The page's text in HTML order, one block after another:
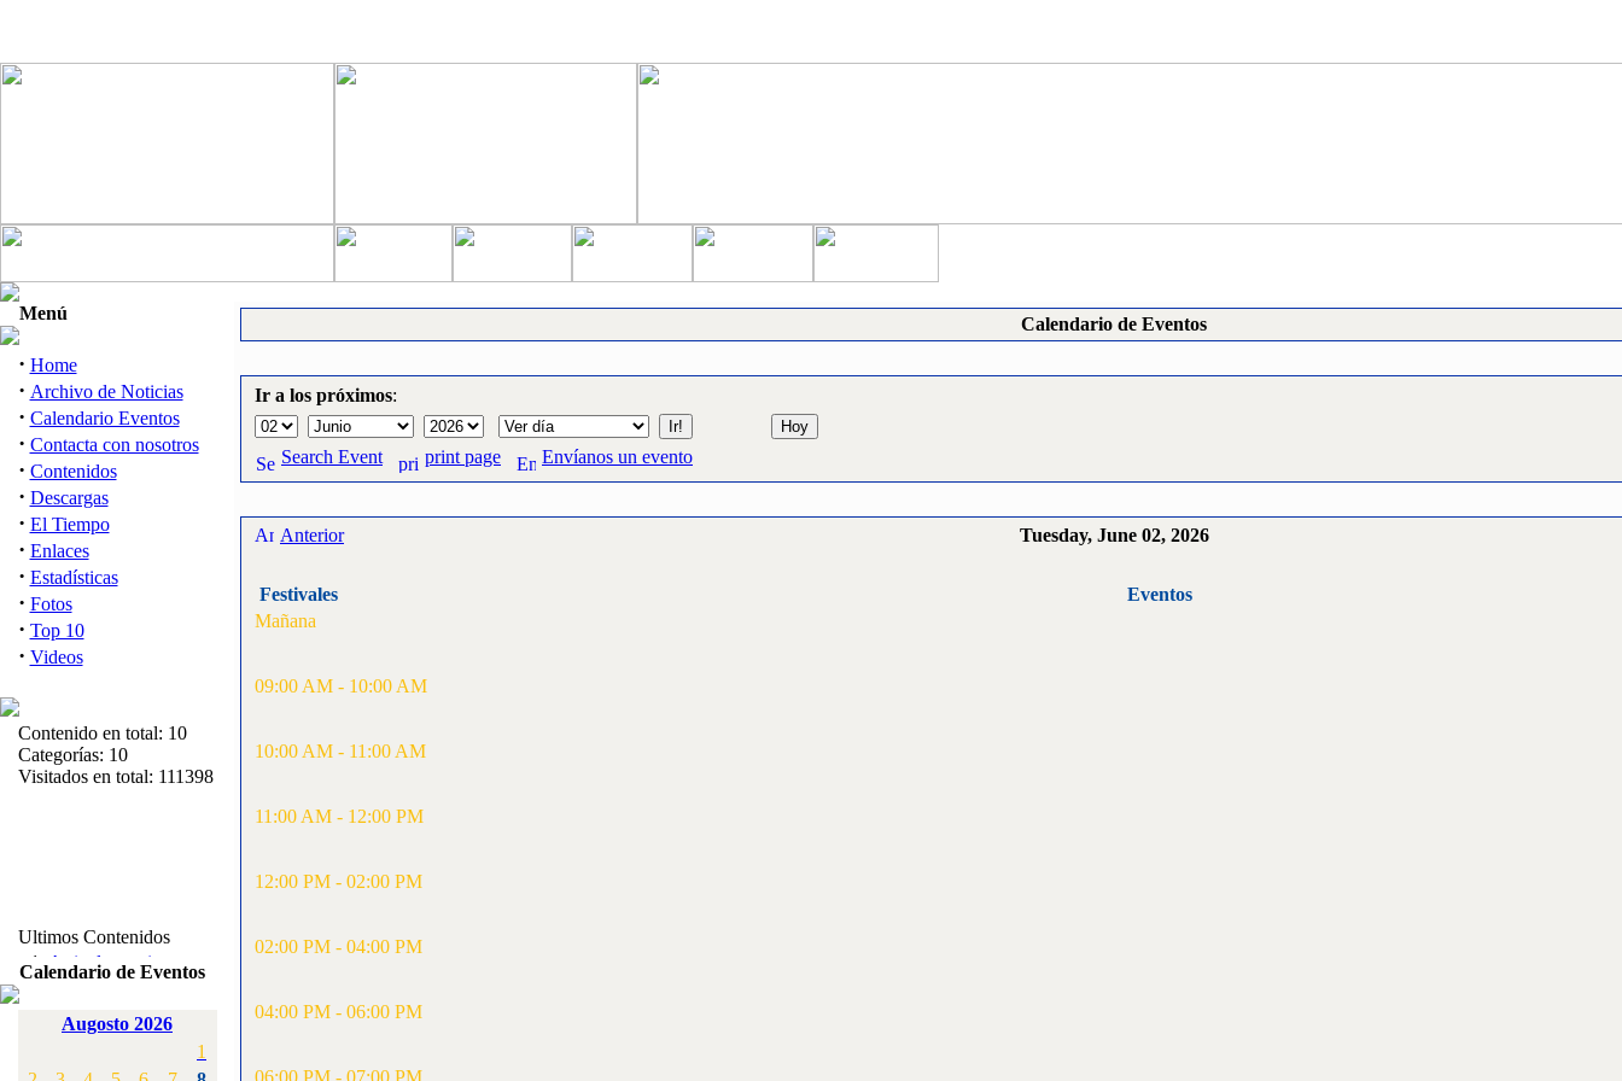
Menú
· Home
· Archivo de Noticias
· Calendario Eventos
· Contacta con nosotros
· Contenidos
· Descargas
· El Tiempo
· Enlaces
· Estadísticas
· Fotos
· Top 10
· Videos
Contenido en total: 10
Categorías: 10
Visitados en total: 111398
Ultimos Contenidos
1:
Articulos varios
[Visitas: 5714]
Campeonato de
[Visitas: 4136]
Calendario de Eventos
Augosto 2026
1
Calendario de Eventos
Ir a los próximos:
Search Event print page Envíanos un evento
Anterior Tuesday, June 02, 2026
Festivales
Mañana
09:00 AM - 10:00 AM
10:00 AM - 11:00 AM
11:00 AM - 12:00 PM
12:00 PM - 02:00 PM
02:00 PM - 04:00 PM
04:00 PM - 06:00 PM
06:00 PM - 07:00 PM
Eventos